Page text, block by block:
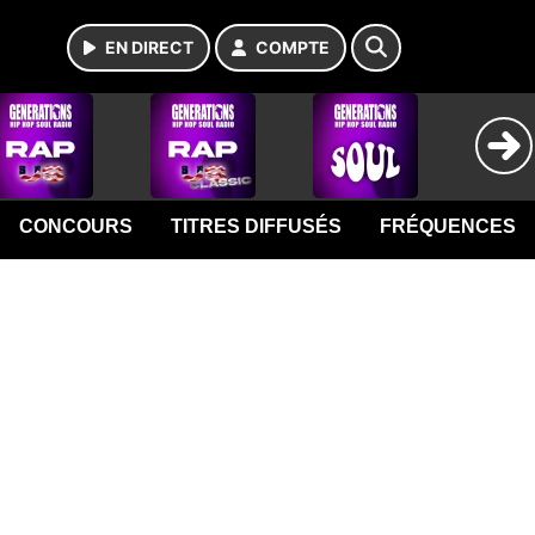
EN DIRECT COMPTE
CONCOURS TITRES DIFFUSÉS FRÉQUENCES